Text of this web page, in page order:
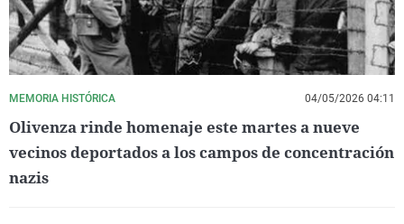
MEMORIA HISTÓRICA 04/05/2026 04:11
Olivenza rinde homenaje este martes a nueve
vecinos deportados a los campos de concentración
nazis